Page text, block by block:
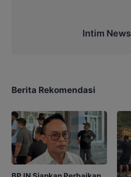
Intim News
Berita Rekomendasi